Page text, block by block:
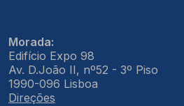
Morada:
Edifício Expo 98
Av. D.João II, nº52 - 3º Piso
1990-096 Lisboa
Direções